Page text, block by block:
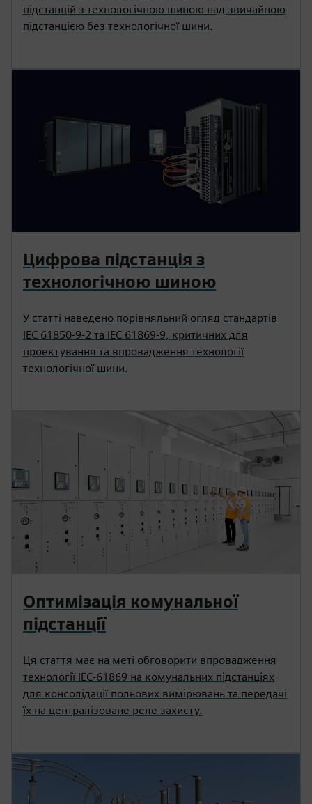
підстанцій з технологічною шиною над звичайною
підстанцією без технологічної шини.
Цифрова підстанція з
технологічною шиною
У статті наведено порівняльний огляд стандартів
IEC 61850-9-2 та IEC 61869-9, критичних для
проектування та впровадження технології
технологічної шини.
Оптимізація комунальної
підстанції
Ця стаття має на меті обговорити впровадження
технології IEC-61869 на комунальних підстанціях
для консолідації польових вимірювань та передачі
їх на централізоване реле захисту.